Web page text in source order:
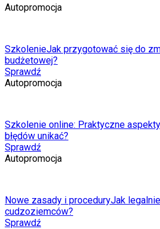
Autopromocja
SzkolenieJak przygotować się do
budżetowej?
Sprawdź
Autopromocja
Szkolenie online: Praktyczne
błędów unikać?
Sprawdź
Autopromocja
Nowe zasady i proceduryJak
cudzoziemców?
Sprawdź